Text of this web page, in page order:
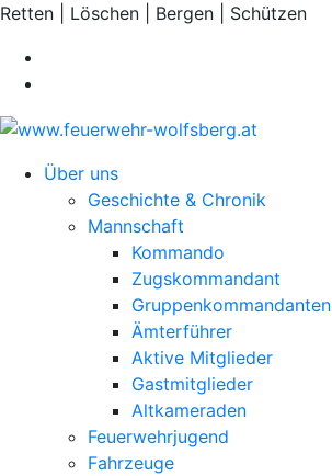
Retten | Löschen | Bergen | Schützen
Über uns
Geschichte & Chronik
Mannschaft
Kommando
Zugskommandant
Gruppenkommandanten
Ämterführer
Aktive Mitglieder
Gastmitglieder
Altkameraden
Feuerwehrjugend
Fahrzeuge